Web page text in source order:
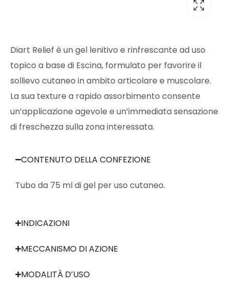
Diart Relief è un gel lenitivo e rinfrescante ad uso
topico a base di Escina, formulato per favorire il
sollievo cutaneo in ambito articolare e muscolare.
La sua texture a rapido assorbimento consente
un’applicazione agevole e un’immediata sensazione
di freschezza sulla zona interessata.
CONTENUTO DELLA CONFEZIONE
Tubo da 75 ml di gel per uso cutaneo.
INDICAZIONI
MECCANISMO DI AZIONE
MODALITÀ D’USO